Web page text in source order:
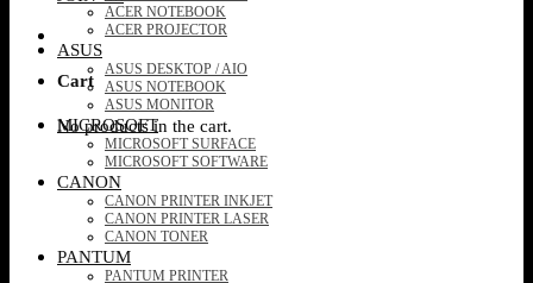
Cart
No products in the cart.
ACER NOTEBOOK
ACER PROJECTOR
ASUS
ASUS DESKTOP / AIO
ASUS NOTEBOOK
ASUS MONITOR
MICROSOFT
MICROSOFT SURFACE
MICROSOFT SOFTWARE
CANON
CANON PRINTER INKJET
CANON PRINTER LASER
CANON TONER
PANTUM
PANTUM PRINTER